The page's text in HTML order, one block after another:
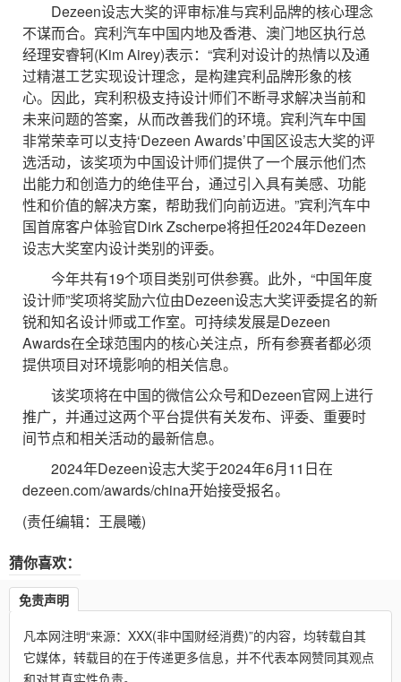
Dezeen设志大奖的评审标准与宾利品牌的核心理念
不谋而合。宾利汽车中国内地及香港、澳门地区执行总
经理安睿轲(Kim Airey)表示：“宾利对设计的热情以及通
过精湛工艺实现设计理念，是构建宾利品牌形象的核
心。因此，宾利积极支持设计师们不断寻求解决当前和
未来问题的答案，从而改善我们的环境。宾利汽车中国
非常荣幸可以支持‘Dezeen Awards’中国区设志大奖的评
选活动，该奖项为中国设计师们提供了一个展示他们杰
出能力和创造力的绝佳平台，通过引入具有美感、功能
性和价值的解决方案，帮助我们向前迈进。”宾利汽车中
国首席客户体验官Dirk Zscherpe将担任2024年Dezeen
设志大奖室内设计类别的评委。
今年共有19个项目类别可供参赛。此外，“中国年度
设计师”奖项将奖励六位由Dezeen设志大奖评委提名的新
锐和知名设计师或工作室。可持续发展是Dezeen
Awards在全球范围内的核心关注点，所有参赛者都必须
提供项目对环境影响的相关信息。
该奖项将在中国的微信公众号和Dezeen官网上进行
推广，并通过这两个平台提供有关发布、评委、重要时
间节点和相关活动的最新信息。
2024年Dezeen设志大奖于2024年6月11日在
dezeen.com/awards/china开始接受报名。
(责任编辑：王晨曦)
猜你喜欢：
免责声明
凡本网注明“来源：XXX(非中国财经消费)”的内容，均转载自其
它媒体，转载目的在于传递更多信息，并不代表本网赞同其观点
和对其真实性负责。